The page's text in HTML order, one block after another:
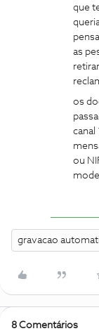
que
as
os
canal
ou
gravacao
8 Comentários